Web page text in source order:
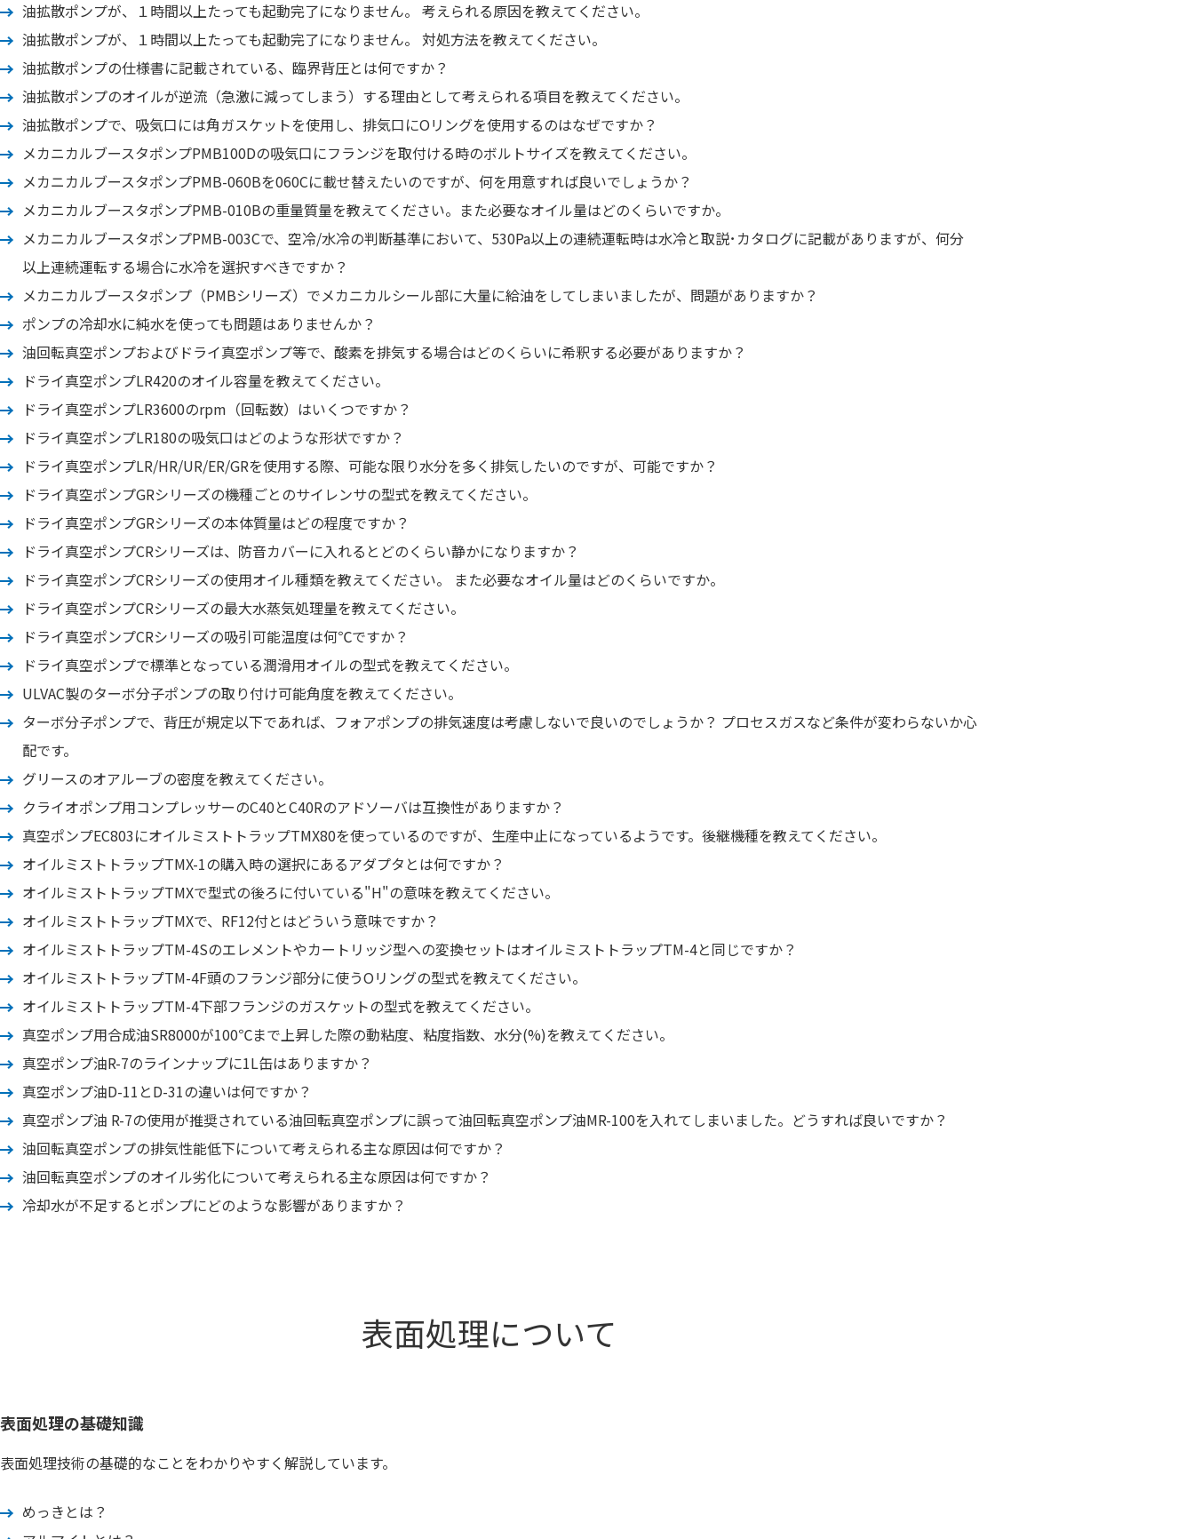
油拡散ポンプが、１時間以上たっても起動完了になりません。 考えられる原因を教えてください。
油拡散ポンプが、１時間以上たっても起動完了になりません。 対処方法を教えてください。
油拡散ポンプの仕様書に記載されている、臨界背圧とは何ですか？
油拡散ポンプのオイルが逆流（急激に減ってしまう）する理由として考えられる項目を教えてください。
油拡散ポンプで、吸気口には角ガスケットを使用し、排気口にOリングを使用するのはなぜですか？
メカニカルブースタポンプPMB100Dの吸気口にフランジを取付ける時のボルトサイズを教えてください。
メカニカルブースタポンプPMB-060Bを060Cに載せ替えたいのですが、何を用意すれば良いでしょうか？
メカニカルブースタポンプPMB-010Bの重量質量を教えてください。また必要なオイル量はどのくらいですか。
メカニカルブースタポンプPMB-003Cで、空冷/水冷の判断基準において、530Pa以上の連続運転時は水冷と取説･カタログに記載がありますが、何分
以上連続運転する場合に水冷を選択すべきですか？
メカニカルブースタポンプ（PMBシリーズ）でメカニカルシール部に大量に給油をしてしまいましたが、問題がありますか？
ポンプの冷却水に純水を使っても問題はありませんか？
油回転真空ポンプおよびドライ真空ポンプ等で、酸素を排気する場合はどのくらいに希釈する必要がありますか？
ドライ真空ポンプLR420のオイル容量を教えてください。
ドライ真空ポンプLR3600のrpm（回転数）はいくつですか？
ドライ真空ポンプLR180の吸気口はどのような形状ですか？
ドライ真空ポンプLR/HR/UR/ER/GRを使用する際、可能な限り水分を多く排気したいのですが、可能ですか？
ドライ真空ポンプGRシリーズの機種ごとのサイレンサの型式を教えてください。
ドライ真空ポンプGRシリーズの本体質量はどの程度ですか？
ドライ真空ポンプCRシリーズは、防音カバーに入れるとどのくらい静かになりますか？
ドライ真空ポンプCRシリーズの使用オイル種類を教えてください。 また必要なオイル量はどのくらいですか。
ドライ真空ポンプCRシリーズの最大水蒸気処理量を教えてください。
ドライ真空ポンプCRシリーズの吸引可能温度は何℃ですか？
ドライ真空ポンプで標準となっている潤滑用オイルの型式を教えてください。
ULVAC製のターボ分子ポンプの取り付け可能角度を教えてください。
ターボ分子ポンプで、背圧が規定以下であれば、フォアポンプの排気速度は考慮しないで良いのでしょうか？ プロセスガスなど条件が変わらないか心
配です。
グリースのオアルーブの密度を教えてください。
クライオポンプ用コンプレッサーのC40とC40Rのアドソーバは互換性がありますか？
真空ポンプEC803にオイルミストトラップTMX80を使っているのですが、生産中止になっているようです。後継機種を教えてください。
オイルミストトラップTMX-1の購入時の選択にあるアダプタとは何ですか？
オイルミストトラップTMXで型式の後ろに付いている"H"の意味を教えてください。
オイルミストトラップTMXで、RF12付とはどういう意味ですか？
オイルミストトラップTM-4Sのエレメントやカートリッジ型への変換セットはオイルミストトラップTM-4と同じですか？
オイルミストトラップTM-4F頭のフランジ部分に使うOリングの型式を教えてください。
オイルミストトラップTM-4下部フランジのガスケットの型式を教えてください。
真空ポンプ用合成油SR8000が100℃まで上昇した際の動粘度、粘度指数、水分(%)を教えてください。
真空ポンプ油R-7のラインナップに1L缶はありますか？
真空ポンプ油D-11とD-31の違いは何ですか？
真空ポンプ油 R-7の使用が推奨されている油回転真空ポンプに誤って油回転真空ポンプ油MR-100を入れてしまいました。どうすれば良いですか？
油回転真空ポンプの排気性能低下について考えられる主な原因は何ですか？
油回転真空ポンプのオイル劣化について考えられる主な原因は何ですか？
冷却水が不足するとポンプにどのような影響がありますか？
表面処理について
表面処理の基礎知識
表面処理技術の基礎的なことをわかりやすく解説しています。
めっきとは？